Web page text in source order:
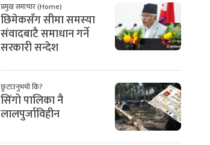
प्रमुख समाचार (Home)
छिमेकसँग सीमा समस्या
संवादबाटै समाधान गर्ने
सरकारी सन्देश
छुटाउनुभयो कि?
सिंगो पालिका नै
लालपुर्जाविहीन